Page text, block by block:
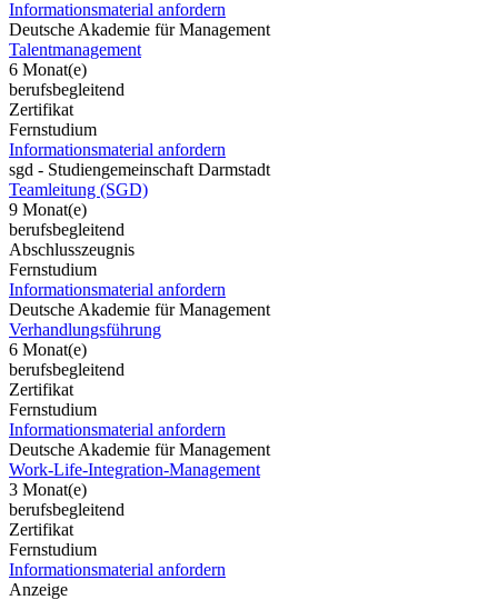
Informationsmaterial anfordern
Deutsche Akademie für Management
Talentmanagement
6 Monat(e)
berufsbegleitend
Zertifikat
Fernstudium
Informationsmaterial anfordern
sgd - Studiengemeinschaft Darmstadt
Teamleitung (SGD)
9 Monat(e)
berufsbegleitend
Abschlusszeugnis
Fernstudium
Informationsmaterial anfordern
Deutsche Akademie für Management
Verhandlungsführung
6 Monat(e)
berufsbegleitend
Zertifikat
Fernstudium
Informationsmaterial anfordern
Deutsche Akademie für Management
Work-Life-Integration-Management
3 Monat(e)
berufsbegleitend
Zertifikat
Fernstudium
Informationsmaterial anfordern
Anzeige